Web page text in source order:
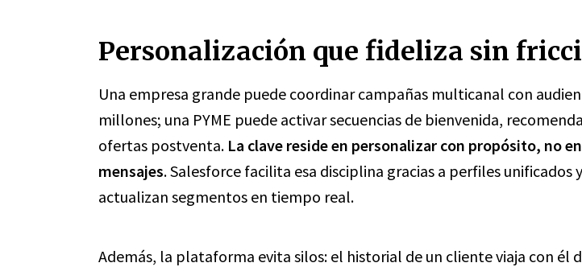
Personalización que fideliza sin
Una empresa grande puede coordinar campañas multicanal con
millones; una PYME puede activar secuencias de bienvenida,
ofertas postventa. La clave reside en personalizar con propósito, no
mensajes. Salesforce facilita esa disciplina gracias a perfiles unificados
actualizan segmentos en tiempo real.
Además, la plataforma evita silos: el historial de un cliente viaja con él